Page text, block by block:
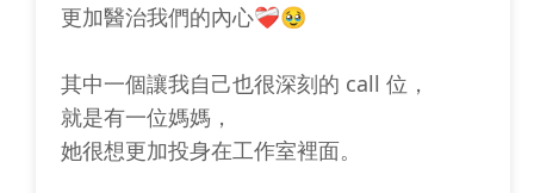
更加醫治我們的內心❤️‍🩹🥹
其中一個讓我自己也很深刻的 call 位，
就是有一位媽媽，
她很想更加投身在工作室裡面。